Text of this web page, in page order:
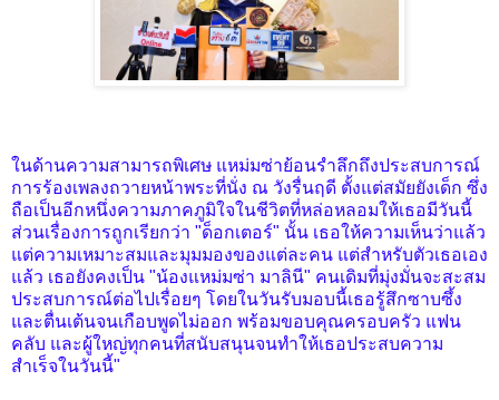
ในด้านความสามารถพิเศษ แหม่มซ่าย้อนรำลึกถึงประสบการณ์
การร้องเพลงถวายหน้าพระที่นั่ง ณ วังรื่นฤดี ตั้งแต่สมัยยังเด็ก ซึ่ง
ถือเป็นอีกหนึ่งความภาคภูมิใจในชีวิตที่หล่อหลอมให้เธอมีวันนี้
ส่วนเรื่องการถูกเรียกว่า "ด็อกเตอร์" นั้น เธอให้ความเห็นว่าแล้ว
แต่ความเหมาะสมและมุมมองของแต่ละคน แต่สำหรับตัวเธอเอง
แล้ว เธอยังคงเป็น "น้องแหม่มซ่า มาลินี" คนเดิมที่มุ่งมั่นจะสะสม
ประสบการณ์ต่อไปเรื่อยๆ โดยในวันรับมอบนี้เธอรู้สึกซาบซึ้ง
และตื่นเต้นจนเกือบพูดไม่ออก พร้อมขอบคุณครอบครัว แฟน
คลับ และผู้ใหญ่ทุกคนที่สนับสนุนจนทำให้เธอประสบความ
สำเร็จในวันนี้"